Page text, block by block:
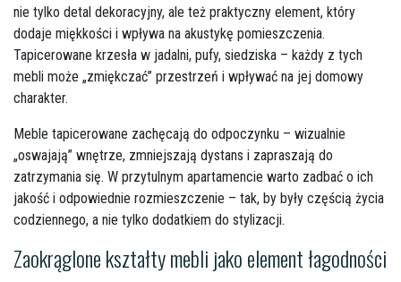
nie tylko detal dekoracyjny, ale też praktyczny element, który
dodaje miękkości i wpływa na akustykę pomieszczenia.
Tapicerowane krzesła w jadalni, pufy, siedziska – każdy z tych
mebli może „zmiękczać” przestrzeń i wpływać na jej domowy
charakter.
Meble tapicerowane zachęcają do odpoczynku – wizualnie
„oswajają” wnętrze, zmniejszają dystans i zapraszają do
zatrzymania się. W przytulnym apartamencie warto zadbać o ich
jakość i odpowiednie rozmieszczenie – tak, by były częścią życia
codziennego, a nie tylko dodatkiem do stylizacji.
Zaokrąglone kształty mebli jako element łagodności